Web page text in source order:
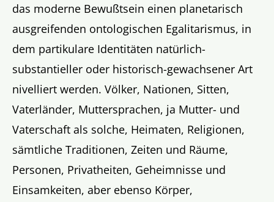
das moderne Bewußtsein einen planetarisch
ausgreifenden ontologischen Egalitarismus, in
dem partikulare Identitäten natürlich-
substantieller oder historisch-gewachsener Art
nivelliert werden. Völker, Nationen, Sitten,
Vaterländer, Muttersprachen, ja Mutter- und
Vaterschaft als solche, Heimaten, Religionen,
sämtliche Traditionen, Zeiten und Räume,
Personen, Privatheiten, Geheimnisse und
Einsamkeiten, aber ebenso Körper,